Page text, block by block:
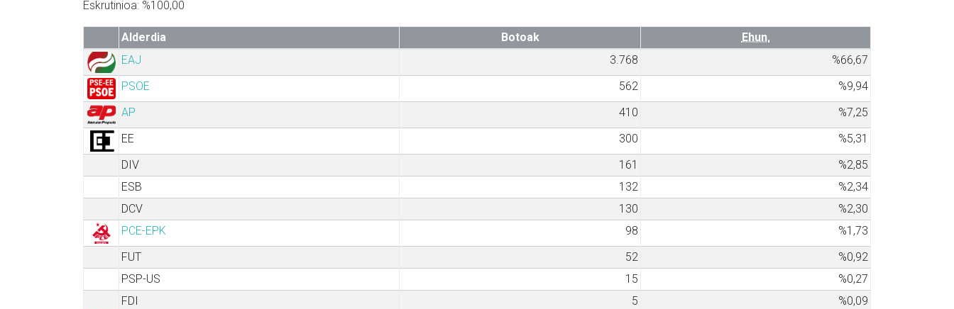
Eskrutinioa: %100,00
Alderdia Botoak
Ehun.
EAJ
3.768
%66,67
PSOE
562
%9,94
AP
410
%7,25
EE
300
%5,31
DIV
161
%2,85
ESB
132
%2,34
DCV
130
%2,30
PCE-EPK
98
%1,73
FUT
52
%0,92
PSP-US
15
%0,27
FDI
5
%0,09